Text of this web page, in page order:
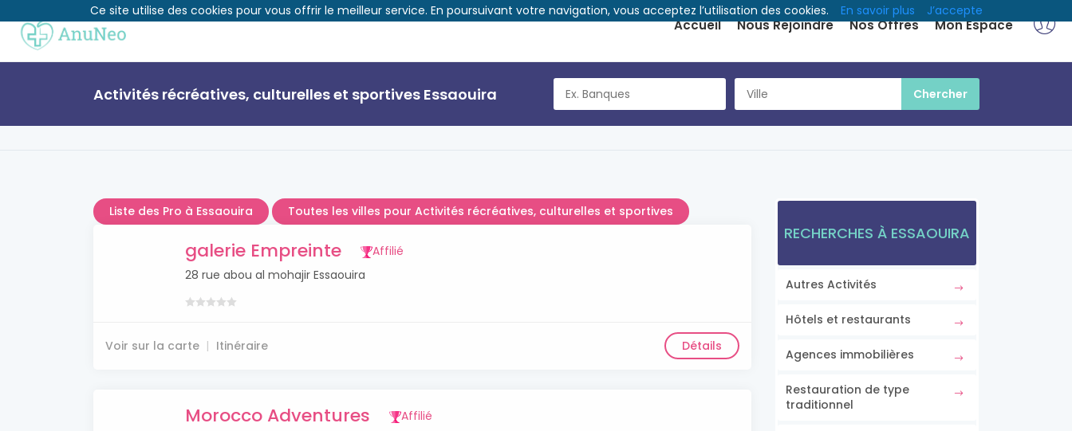
Accueil Nous Rejoindre Nos Offres Mon Espace
Activités récréatives, culturelles et sportives Essaouira
Liste des Pro à Essaouira Toutes les villes pour Activités récréatives, culturelles et sportives
galerie Empreinte
Affilié
28 rue abou al mohajir Essaouira
Voir sur la carte Itinéraire Détails
Morocco Adventures
Affilié
RECHERCHES À ESSAOUIRA
Autres Activités
Hôtels et restaurants
Agences immobilières
Restauration de type
traditionnel
Ce site utilise des cookies pour vous offrir le meilleur service. En poursuivant votre navigation, vous acceptez l’utilisation des cookies. En savoir plus J’accepte